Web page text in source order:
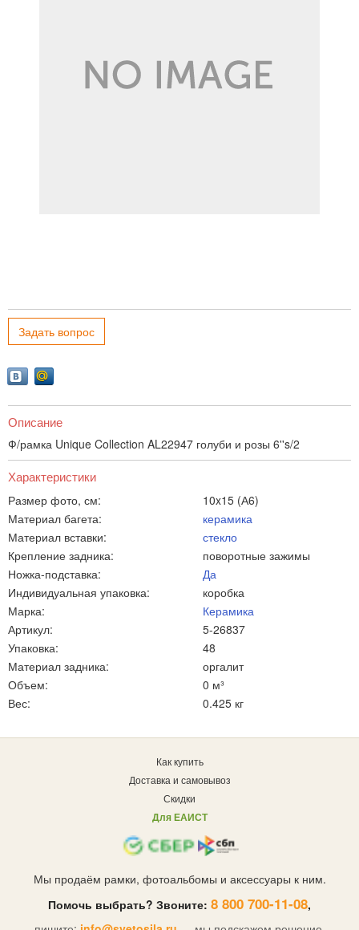
Задать вопрос
Описание
Ф/рамка Unique Collection AL22947 голуби и розы 6''s/2
Характеристики
Размер фото, см:
10x15 (А6)
Материал багета:
керамика
Материал вставки:
стекло
Крепление задника:
поворотные зажимы
Ножка-подставка:
Да
Индивидуальная упаковка:
коробка
Марка:
Керамика
Артикул:
5-26837
Упаковка:
48
Материал задника:
оргалит
Объем:
0 м³
Вес:
0.425 кг
Как купить
Доставка и самовывоз
Скидки
Для ЕАИСТ
Мы продаём рамки, фотоальбомы и аксессуары к ним.
Помочь выбрать? Звоните: 8 800 700-11-08,